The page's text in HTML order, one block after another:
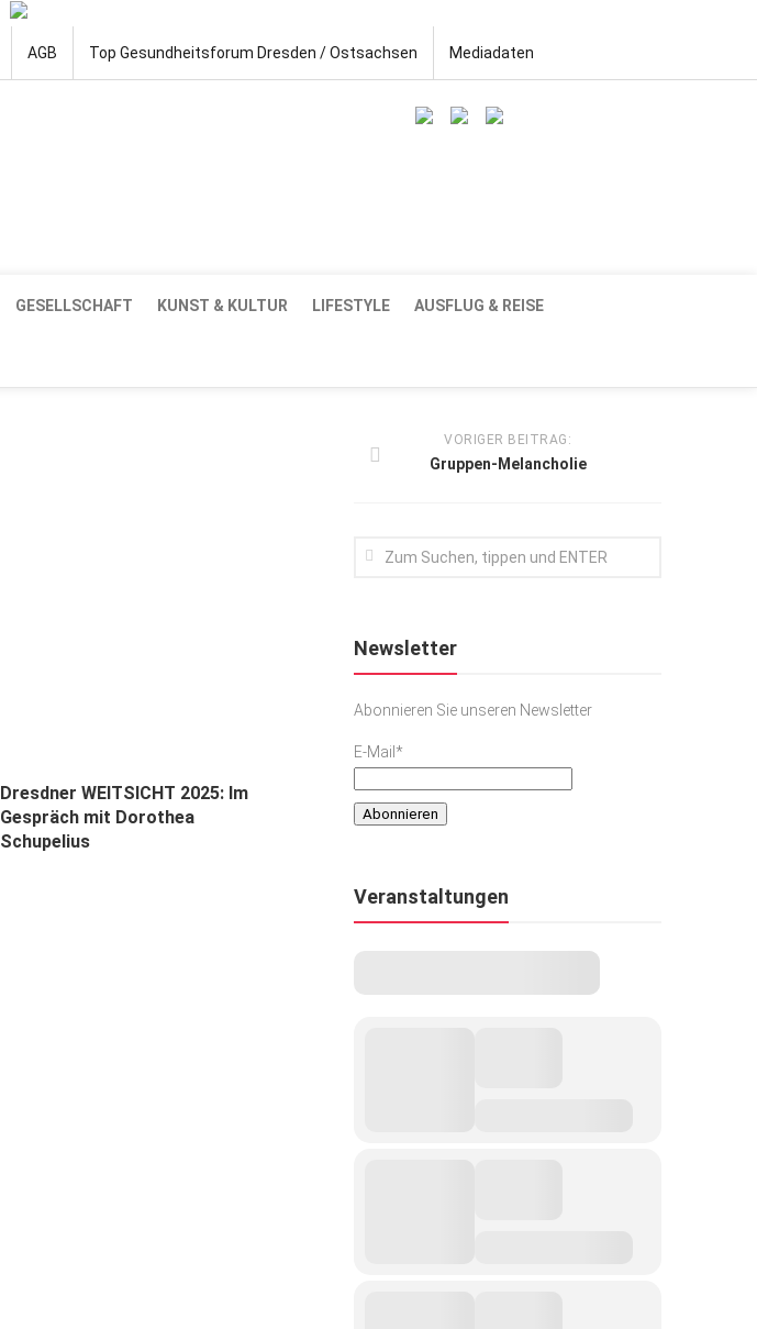
AGB Top Gesundheitsforum Dresden / Ostsachsen Mediadaten
GESELLSCHAFT KUNST & KULTUR LIFESTYLE AUSFLUG & REISE
Dresdner WEITSICHT 2025: Im
Gespräch mit Dorothea
Schupelius
VORIGER BEITRAG:
Gruppen-Melancholie
Newsletter
Abonnieren Sie unseren Newsletter
E-Mail*
Veranstaltungen